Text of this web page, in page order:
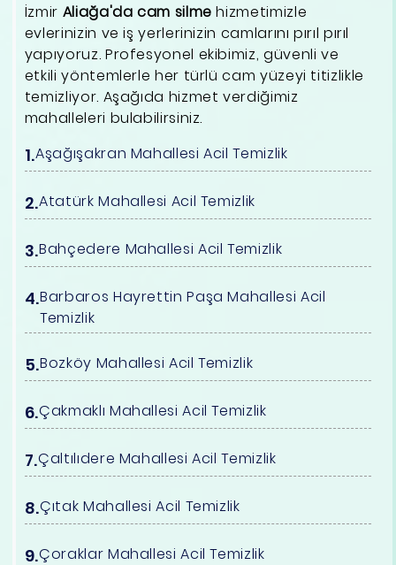
İzmir Aliağa'da cam silme hizmetimizle
evlerinizin ve iş yerlerinizin camlarını pırıl pırıl
yapıyoruz. Profesyonel ekibimiz, güvenli ve
etkili yöntemlerle her türlü cam yüzeyi titizlikle
temizliyor. Aşağıda hizmet verdiğimiz
mahalleleri bulabilirsiniz.
Aşağışakran Mahallesi Acil Temizlik
Atatürk Mahallesi Acil Temizlik
Bahçedere Mahallesi Acil Temizlik
Barbaros Hayrettin Paşa Mahallesi Acil
Temizlik
Bozköy Mahallesi Acil Temizlik
Çakmaklı Mahallesi Acil Temizlik
Çaltılıdere Mahallesi Acil Temizlik
Çıtak Mahallesi Acil Temizlik
Çoraklar Mahallesi Acil Temizlik